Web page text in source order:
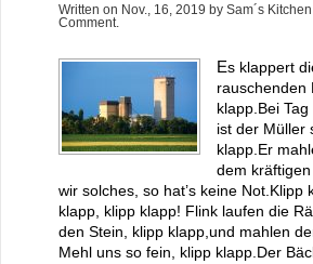
Written on Nov., 16, 2019 by Sam´s Kitchen
Comment.
Es klappert die Mühle am
rauschenden
klapp.Bei
ist der Müller
klapp.Er
dem
wir solches, so hat’s keine Not.Klipp
klapp, klipp klapp! Flink laufen die
den Stein, klipp klapp,und mahlen
Mehl uns so fein, klipp klapp.Der